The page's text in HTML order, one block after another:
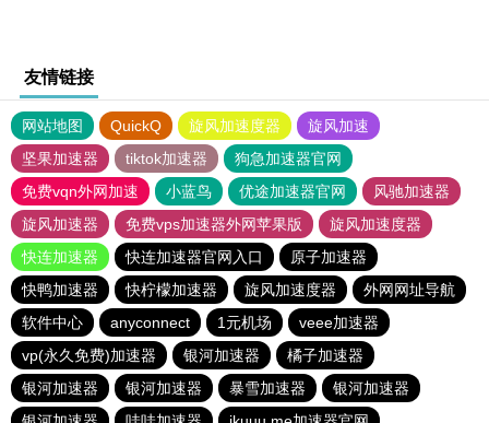
友情链接
网站地图 QuickQ 旋风加速度器
旋风加速
坚果加速器
tiktok加速器
狗急加速器官网
免费vqn外网加速
小蓝鸟 优途加速器官网
风驰加速器
旋风加速器
免费vps加速器外网苹果版
旋风加速度器
快连加速器
快连加速器官网入口
原子加速器
快鸭加速器
快柠檬加速器 旋风加速度器
外网网址导航
软件中心
anyconnect 1元机场
veee加速器
vp(永久免费)加速器
银河加速器
橘子加速器
银河加速器
银河加速器 暴雪加速器
银河加速器